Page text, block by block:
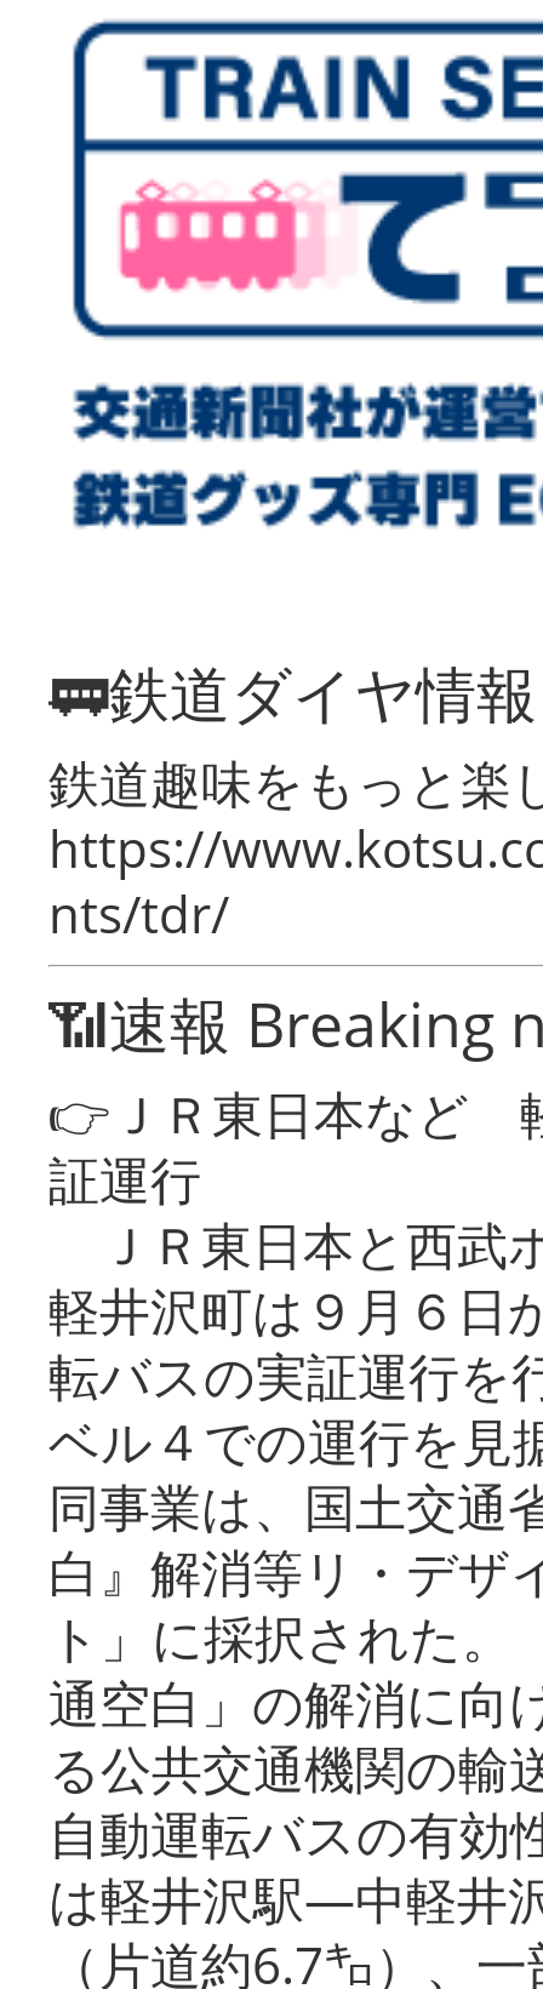
🚃鉄道ダイヤ情
鉄道趣味をもっと楽
https://
nts/tdr/
📶速報 Breaking
👉ＪＲ東日本など
証運行
ＪＲ東日本と西武
軽井沢町は９月６日
転バスの実証運行を
ベル４での運行を見
同事業は、国土交通
白』解消等リ・デザ
ト」に採択された
通空白」の解消に向
る公共交通機関の輸
自動運転バスの有効
は軽井沢駅―中軽井
（片道約6.7㌔）、